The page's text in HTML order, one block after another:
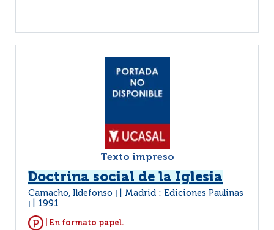
Texto impreso
Doctrina social de la Iglesia
Camacho, Ildefonso Madrid : Ediciones Paulinas
1991
| En formato papel.